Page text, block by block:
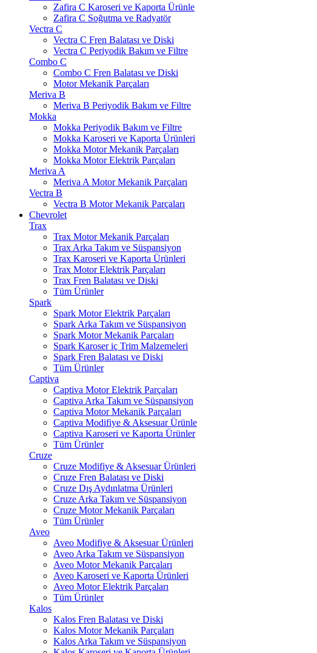
Zafira C Karoseri ve Kaporta Ürünle
Zafira C Soğutma ve Radyatör
Vectra C
Vectra C Fren Balatası ve Diski
Vectra C Periyodik Bakım ve Filtre
Combo C
Combo C Fren Balatası ve Diski
Motor Mekanik Parçaları
Meriva B
Meriva B Periyodik Bakım ve Filtre
Mokka
Mokka Periyodik Bakım ve Filtre
Mokka Karoseri ve Kaporta Ürünleri
Mokka Motor Mekanik Parçaları
Mokka Motor Elektrik Parçaları
Meriva A
Meriva A Motor Mekanik Parçaları
Vectra B
Vectra B Motor Mekanik Parçaları
Chevrolet
Trax
Trax Motor Mekanik Parçaları
Trax Arka Takım ve Süspansiyon
Trax Karoseri ve Kaporta Ürünleri
Trax Motor Elektrik Parçaları
Trax Fren Balatası ve Diski
Tüm Ürünler
Spark
Spark Motor Elektrik Parçaları
Spark Arka Takım ve Süspansiyon
Spark Motor Mekanik Parçaları
Spark Karoser iç Trim Malzemeleri
Spark Fren Balatası ve Diski
Tüm Ürünler
Captiva
Captiva Motor Elektrik Parçaları
Captiva Arka Takım ve Süspansiyon
Captiva Motor Mekanik Parçaları
Captiva Modifiye & Aksesuar Ürünle
Captiva Karoseri ve Kaporta Ürünler
Tüm Ürünler
Cruze
Cruze Modifiye & Aksesuar Ürünleri
Cruze Fren Balatası ve Diski
Cruze Dış Aydınlatma Ürünleri
Cruze Arka Takım ve Süspansiyon
Cruze Motor Mekanik Parçaları
Tüm Ürünler
Aveo
Aveo Modifiye & Aksesuar Ürünleri
Aveo Arka Takım ve Süspansiyon
Aveo Motor Mekanik Parçaları
Aveo Karoseri ve Kaporta Ürünleri
Aveo Motor Elektrik Parçaları
Tüm Ürünler
Kalos
Kalos Fren Balatası ve Diski
Kalos Motor Mekanik Parçaları
Kalos Arka Takım ve Süspansiyon